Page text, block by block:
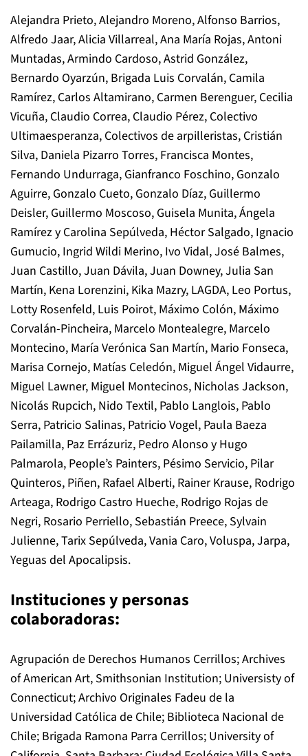
Alejandra Prieto, Alejandro Moreno, Alfonso Barrios,
Alfredo Jaar, Alicia Villarreal, Ana María Rojas, Antoni
Muntadas, Armindo Cardoso, Astrid González,
Bernardo Oyarzún, Brigada Luis Corvalán, Camila
Ramírez, Carlos Altamirano, Carmen Berenguer, Cecilia
Vicuña, Claudio Correa, Claudio Pérez, Colectivo
Ultimaesperanza, Colectivos de arpilleristas, Cristián
Silva, Daniela Pizarro Torres, Francisca Montes,
Fernando Undurraga, Gianfranco Foschino, Gonzalo
Aguirre, Gonzalo Cueto, Gonzalo Díaz, Guillermo
Deisler, Guillermo Moscoso, Guisela Munita, Ángela
Ramírez y Carolina Sepúlveda, Héctor Salgado, Ignacio
Gumucio, Ingrid Wildi Merino, Ivo Vidal, José Balmes,
Juan Castillo, Juan Dávila, Juan Downey, Julia San
Martín, Kena Lorenzini, Kika Mazry, LAGDA, Leo Portus,
Lotty Rosenfeld, Luis Poirot, Máximo Colón, Máximo
Corvalán-Pincheira, Marcelo Montealegre, Marcelo
Montecino, María Verónica San Martín, Mario Fonseca,
Marisa Cornejo, Matías Celedón, Miguel Ángel Vidaurre,
Miguel Lawner, Miguel Montecinos, Nicholas Jackson,
Nicolás Rupcich, Nido Textil, Pablo Langlois, Pablo
Serra, Patricio Salinas, Patricio Vogel, Paula Baeza
Pailamilla, Paz Errázuriz, Pedro Alonso y Hugo
Palmarola, People’s Painters, Pésimo Servicio, Pilar
Quinteros, Piñen, Rafael Alberti, Rainer Krause, Rodrigo
Arteaga, Rodrigo Castro Hueche, Rodrigo Rojas de
Negri, Rosario Perriello, Sebastián Preece, Sylvain
Julienne, Tarix Sepúlveda, Vania Caro, Voluspa, Jarpa,
Yeguas del Apocalipsis.
Instituciones y personas
colaboradoras:
Agrupación de Derechos Humanos Cerrillos; Archives
of American Art, Smithsonian Institution; Universisty of
Connecticut; Archivo Originales Fadeu de la
Universidad Católica de Chile; Biblioteca Nacional de
Chile; Brigada Ramona Parra Cerrillos; University of